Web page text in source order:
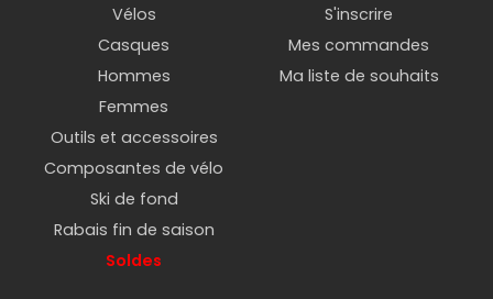
Vélos
Casques
Hommes
Femmes
Outils et accessoires
Composantes de vélo
Ski de fond
Rabais fin de saison
Soldes
S'inscrire
Mes commandes
Ma liste de souhaits